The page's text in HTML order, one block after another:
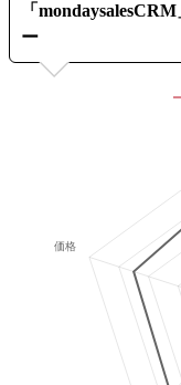
「 mondaysalesCRM
ー